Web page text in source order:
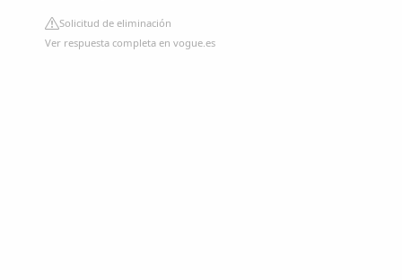
Solicitud de eliminación
Ver respuesta completa en vogue.es